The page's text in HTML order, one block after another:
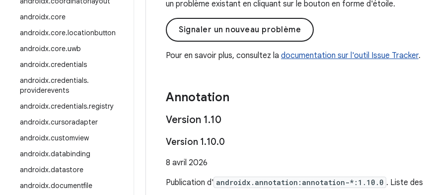
androidx.core
androidx.core.locationbutton
androidx.core.uwb
androidx.credentials
androidx.credentials.
providerevents
androidx.credentials.registry
androidx.cursoradapter
androidx.customview
androidx.databinding
androidx.datastore
androidx.documentfile
un problème existant en cliquant sur le bouton en forme d'étoile.
Signaler un nouveau problème
Pour en savoir plus, consultez la documentation sur l'outil Issue Tracker.
Annotation
Version 1.10
Version 1.10.0
8 avril 2026
Publication d' androidx.annotation:annotation-*:1.10.0 . Liste des